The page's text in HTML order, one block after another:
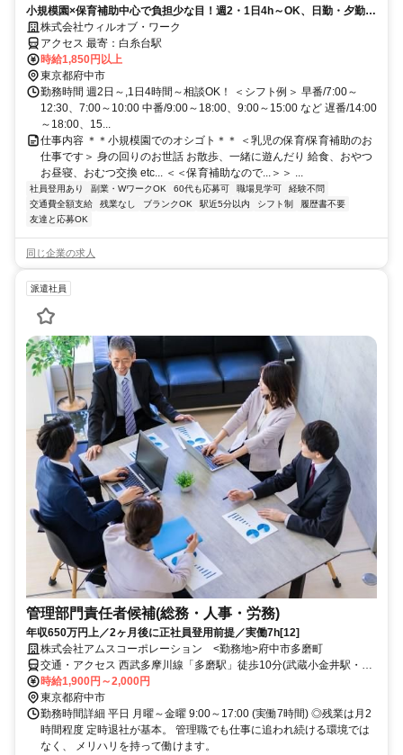
小規模園×保育補助中心で負担少な目！週2・1日4h～OK、日勤・夕勤等
の選択可！ミドル世代も
株式会社ウィルオブ・ワーク
アクセス 最寄：白糸台駅
時給1,850円以上
東京都府中市
勤務時間 週2日～,1日4時間～相談OK！ ＜シフト例＞ 早番/7:00～
12:30、7:00～10:00 中番/9:00～18:00、9:00～15:00 など 遅番/14:00
～18:00、15...
仕事内容 ＊＊小規模園でのオシゴト＊＊ ＜乳児の保育/保育補助のお
仕事です＞ 身の回りのお世話 お散歩、一緒に遊んだり 給食、おやつ
お昼寝、おむつ交換 etc... ＜＜保育補助なので...＞＞ ...
社員登用あり 副業・WワークOK 60代も応募可 職場見学可
経験不問
交通費全額支給
残業なし ブランクOK 駅近5分以内 シフト制
履歴書不要
友達と応募OK
同じ企業の求人
派遣社員
管理部門責任者候補(総務・人事・労務)
年収650万円上／2ヶ月後に正社員登用前提／実働7h[12]
株式会社アムスコーポレーション <勤務地>府中市多磨町
交通・アクセス 西武多摩川線「多磨駅」徒歩10分(武蔵小金井駅・東
府中駅・多磨霊園駅より勤務地近くまでのバス有) ※自転車・バイク
通勤OK
時給1,900円～2,000円
東京都府中市
勤務時間詳細 平日 月曜～金曜 9:00～17:00 (実働7時間) ◎残業は月2
時間程度 定時退社が基本。 管理職でも仕事に追われ続ける環境では
なく、 メリハリを持って働けます。